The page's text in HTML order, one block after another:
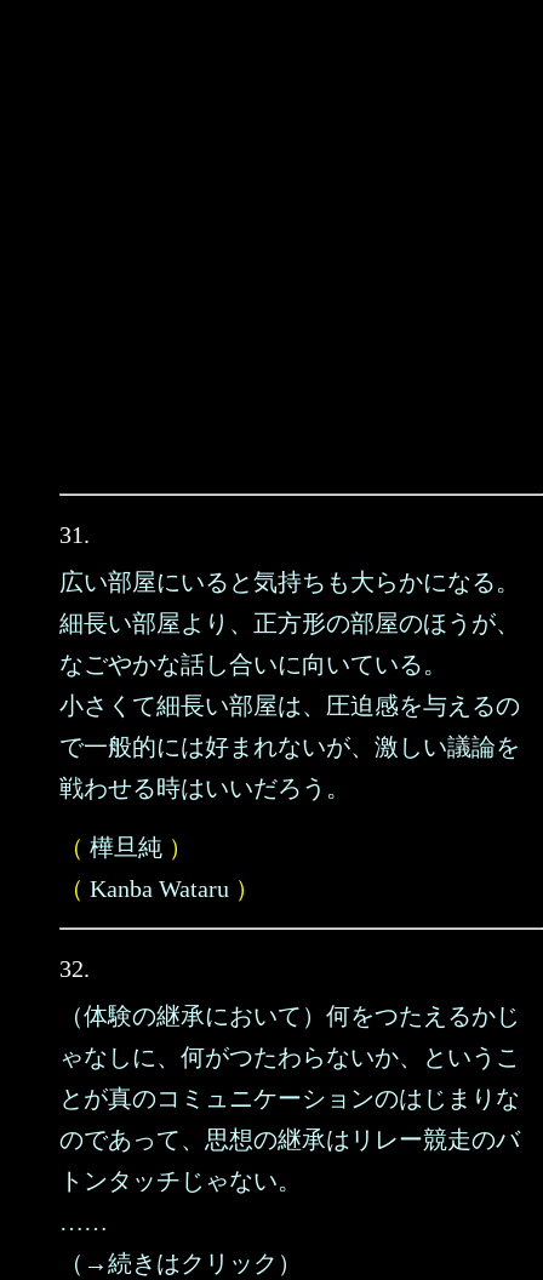
31.
広い部屋にいると気持ちも大らかになる。
細長い部屋より、正方形の部屋のほうが、
なごやかな話し合いに向いている。
小さくて細長い部屋は、圧迫感を与えるの
で一般的には好まれないが、激しい議論を
戦わせる時はいいだろう。
（ 樺旦純 ）
（ Kanba Wataru ）
32.
（体験の継承において）何をつたえるかじ
ゃなしに、何がつたわらないか、というこ
とが真のコミュニケーションのはじまりな
のであって、思想の継承はリレー競走のバ
トンタッチじゃない。
……
（→続きはクリック）